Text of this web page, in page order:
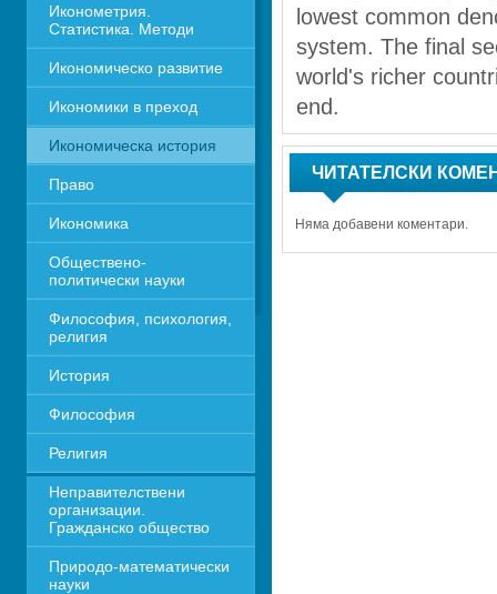
Иконометрия.
Статистика. Методи
Икономическо развитие
Икономики в преход
Икономическа история
Право
Икономика
Обществено-
политически науки
Философия, психология,
религия
История
Философия
Религия
Неправителствени
организации.
Гражданско общество
Природо-математически
науки
lowest common
system. The final
world's richer
end.
ЧИТАТЕЛСКИ
Няма добавени коментари.